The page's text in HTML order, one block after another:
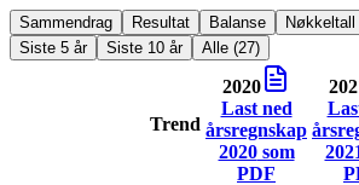
Sammendrag Resultat Balanse
Nøkkeltall
Siste 5 år
Siste 10 år Alle (27)
Trend
2020
Last ned
årsregnskap
2020som
PDF